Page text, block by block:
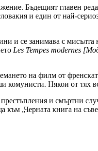
Бъдещият главен
и един от най-
и се занимава с
Les Tempes modernes
на филм от
Някои от тях
и смъртни
„Черната книга на